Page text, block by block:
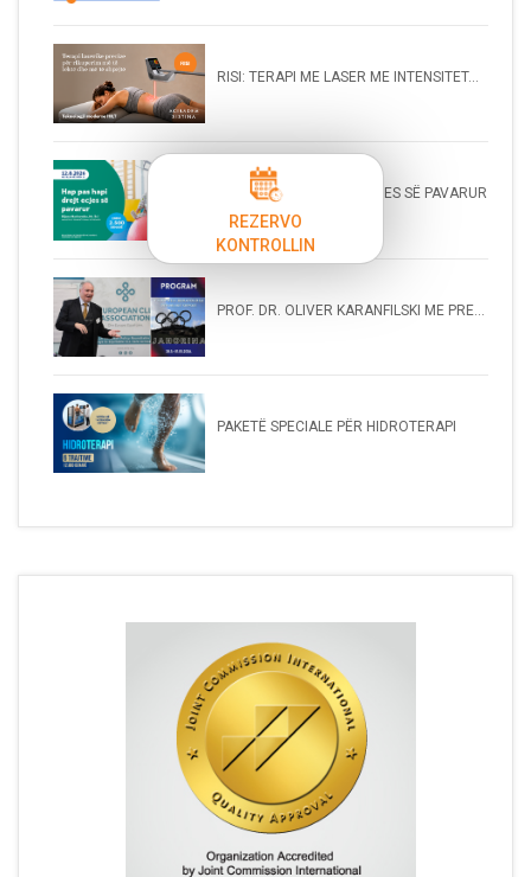
RISI: TERAPI ME LASER ME INTENSITET...
HAP PAS HAPI DREJT ECJES SË PAVARUR
PROF. DR. OLIVER KARANFILSKI ME PRE...
PAKETË SPECIALE PËR HIDROTERAPI
REZERVO
KONTROLLIN